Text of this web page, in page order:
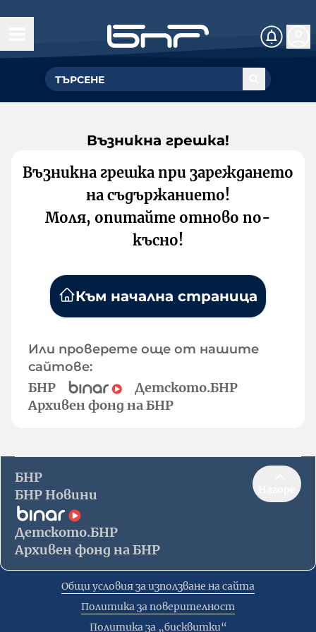
Възникна грешка!
Възникна грешка при зареждането
на съдържанието!
Моля, опитайте отново по-
късно!
Към начална страница
Или проверете още от нашите
сайтове:
БНР
Детското.БНР
Архивен фонд на БНР
БНР
БНР Новини
Детското.БНР
Архивен фонд на БНР
Общи условия за използване на сайта
Политика за поверителност
Политика за „бисквитки“